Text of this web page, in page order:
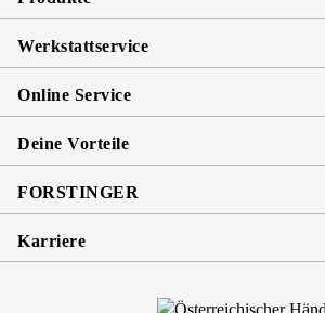
Werkstattservice
Online Service
Deine Vorteile
FORSTINGER
Karriere